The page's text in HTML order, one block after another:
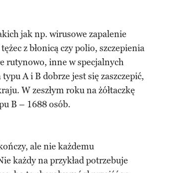
jak np. wirusowe zapalenie
z błonicą czy polio, szczepienia
rutynowo, inne w specjalnych
A i B dobrze jest się zaszczepić,
W zeszłym roku na żółtaczkę
B – 1688 osób.
ale nie każdemu
każdy na przykład potrzebuje